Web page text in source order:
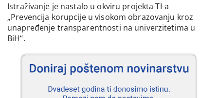
Istraživanje je nastalo u okviru projekta TI-a
„Prevencija korupcije u visokom obrazovanju kroz
unapređenje transparentnosti na univerzitetima u
BiH“.